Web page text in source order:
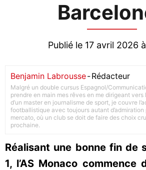
Publié le 17 avril 2026
Benjamin Labrousse-Rédacteur
Malgré un double cursus Espagnol/
prendre en main mes rêves en me dirigeant
d’un master en journalisme de sport, je couvre
footballistique avec toujours autant
mercato, où un club se doit de faire des choix
prochaine.
Réalisant une bonne fin de
1, l’AS Monaco commence